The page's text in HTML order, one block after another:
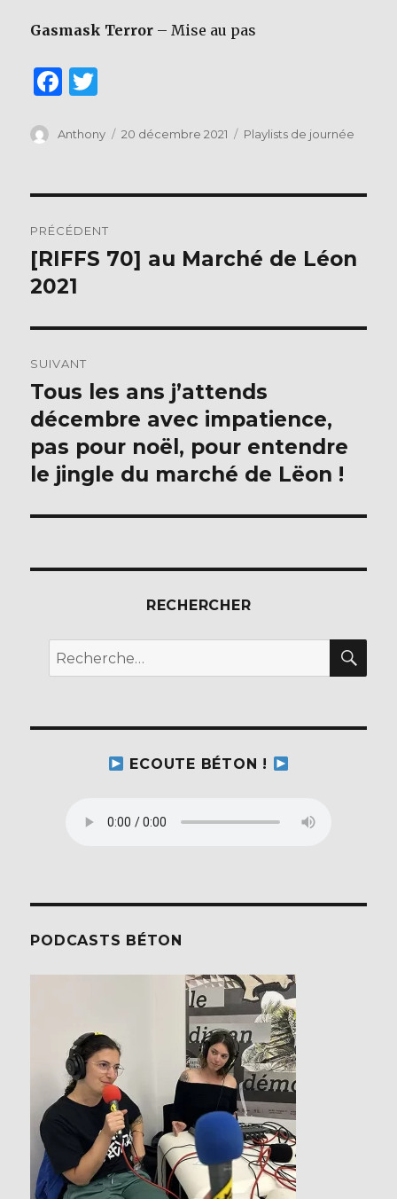
Gasmask Terror – Mise au pas
F
c
b
o
o
k
it
r
Auteur
Anthony
Publié
20 décembre 2021 Catégories
Playlists de journée
de
l’article
PRÉCÉDENT
Publication
précédente :
[RIFFS 70] au Marché de Léon
2021
SUIVANT
Publication
suivante :
Tous les ans j’attends
décembre avec impatience,
pas pour noël, pour entendre
le jingle du marché de Lëon !
RECHERCHER
Recherche
pour :
ECOUTE BÉTON !
PODCASTS BÉTON